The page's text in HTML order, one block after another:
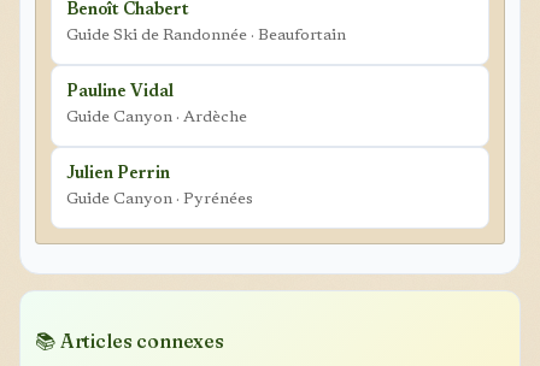
Benoît Chabert
Guide Ski de Randonnée · Beaufortain
Pauline Vidal
Guide Canyon · Ardèche
Julien Perrin
Guide Canyon · Pyrénées
📚 Articles connexes